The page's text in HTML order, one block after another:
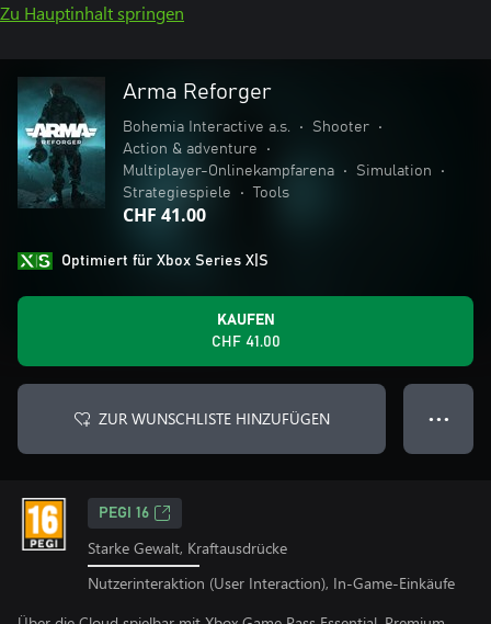
Zu Hauptinhalt springen
Arma Reforger
Bohemia Interactive a.s. • Shooter
•
Action & adventure
•
Multiplayer-Onlinekampfarena
• Simulation
•
Strategiespiele
• Tools
CHF 41.00
Optimiert für Xbox Series X|S
KAUFEN
CHF 41.00
ZUR WUNSCHLISTE HINZUFÜGEN ● ● ●
PEGI 16
Starke Gewalt, Kraftausdrücke
Nutzerinteraktion (User Interaction), In-Game-Einkäufe